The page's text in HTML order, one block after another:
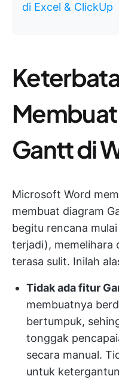
di Excel & ClickUp
Gantt di
Microsoft Word
membuat diagram
begitu rencana
terjadi), memelihara
terasa sulit. Inilah
Tidak ada fitur
membuatnya
bertumpuk,
tonggak
secara manual.
untuk